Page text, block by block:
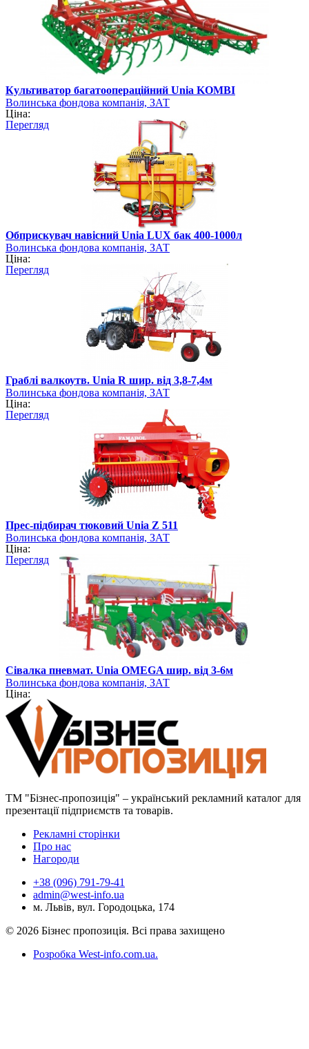
Культиватор багатоопераційний Unia KOMBI
Волинська фондова компанія, ЗАТ
Ціна:
Перегляд
Обприскувач навісний Unia LUX бак 400-1000л
Волинська фондова компанія, ЗАТ
Ціна:
Перегляд
Граблі валкоутв. Unia R шир. від 3,8-7,4м
Волинська фондова компанія, ЗАТ
Ціна:
Перегляд
Прес-підбирач тюковий Unia Z 511
Волинська фондова компанія, ЗАТ
Ціна:
Перегляд
Сівалка пневмат. Unia OMEGA шир. від 3-6м
Волинська фондова компанія, ЗАТ
Ціна:
ТМ "Бізнес-пропозиція" – український рекламний каталог для
презентації підприємств та товарів.
Рекламні сторінки
Про нас
Нагороди
+38 (096) 791-79-41
admin@west-info.ua
м. Львів, вул. Городоцька, 174
© 2026 Бізнес пропозиція. Всі права захищено
Розробка West-info.com.ua.